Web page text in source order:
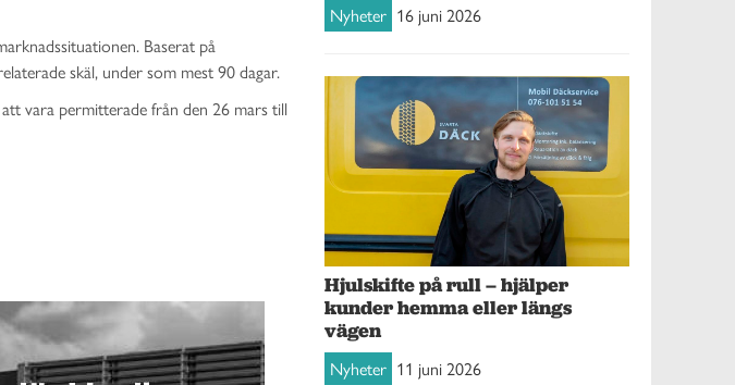
Baserat på
skäl, under som mest 90 dagar.
vara permitterade från den 26 mars till
Nyheter 16 juni 2026
Hjulskifte på rull – hjälper
kunder hemma eller längs
vägen
Nyheter 11 juni 2026